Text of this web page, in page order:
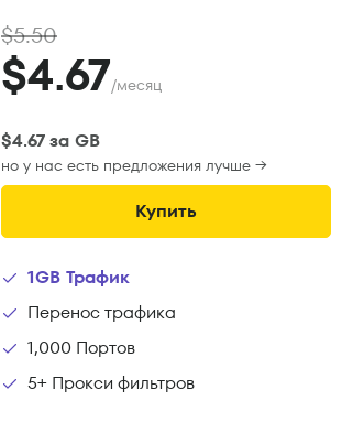
$5.50
$4.67/месяц
$4.67 за GB
но у нас есть предложения лучше →
Купить
1GB Трафик
Перенос трафика
1,000 Портов
5+ Прокси фильтров